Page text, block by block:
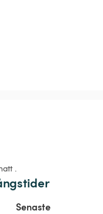
.
Senaste